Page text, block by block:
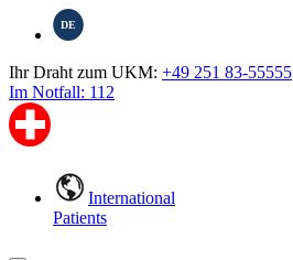
DE
Ihr Draht zum UKM: +49 251 83-55555
Im Notfall: 112
International
Patients